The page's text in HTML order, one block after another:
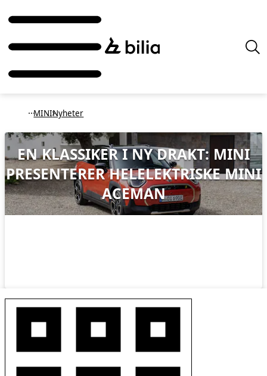
MININyheter
EN KLASSIKER I NY DRAKT: MINI
PRESENTERER HELELEKTRISKE MINI
ACEMAN